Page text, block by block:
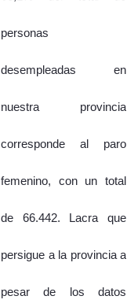
personas
desempleadas en
nuestra provincia
corresponde al paro
femenino, con un total
de 66.442. Lacra que
persigue a la provincia a
pesar de los datos